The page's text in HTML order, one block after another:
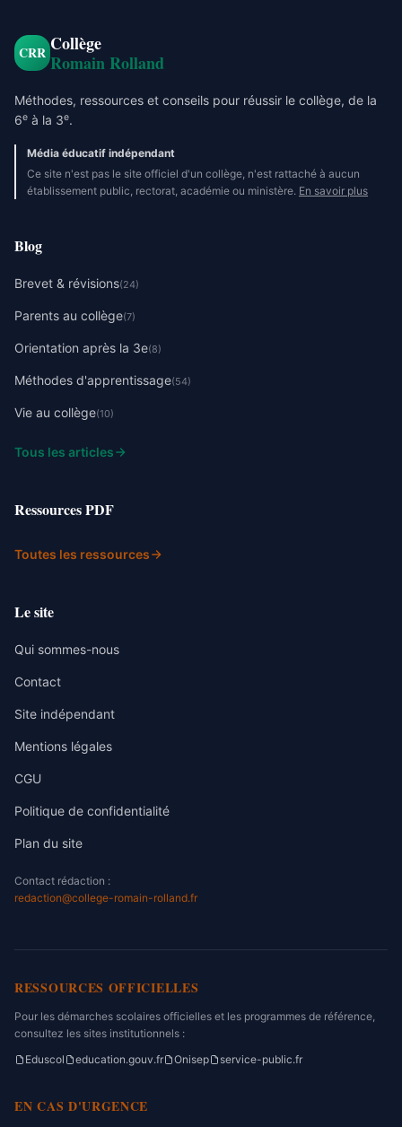
CRR Collège
Romain Rolland
Méthodes, ressources et conseils pour réussir le collège, de la
6e à la 3e.
Média éducatif indépendant
Ce site n'est pas le site officiel d'un collège, n'est rattaché à aucun
établissement public, rectorat, académie ou ministère. En savoir plus
Blog
Brevet & révisions(24)
Parents au collège(7)
Orientation après la 3e(8)
Méthodes d'apprentissage(54)
Vie au collège(10)
Tous les articles
Ressources PDF
Toutes les ressources
Le site
Qui sommes-nous
Contact
Site indépendant
Mentions légales
CGU
Politique de confidentialité
Plan du site
Contact rédaction :
redaction@college-romain-rolland.fr
RESSOURCES OFFICIELLES
Pour les démarches scolaires officielles et les programmes de référence,
consultez les sites institutionnels :
Eduscol
education.gouv.fr Onisep service-public.fr
EN CAS D'URGENCE